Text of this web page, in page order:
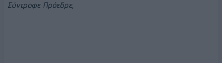
Σύντροφε Πρόεδρε,